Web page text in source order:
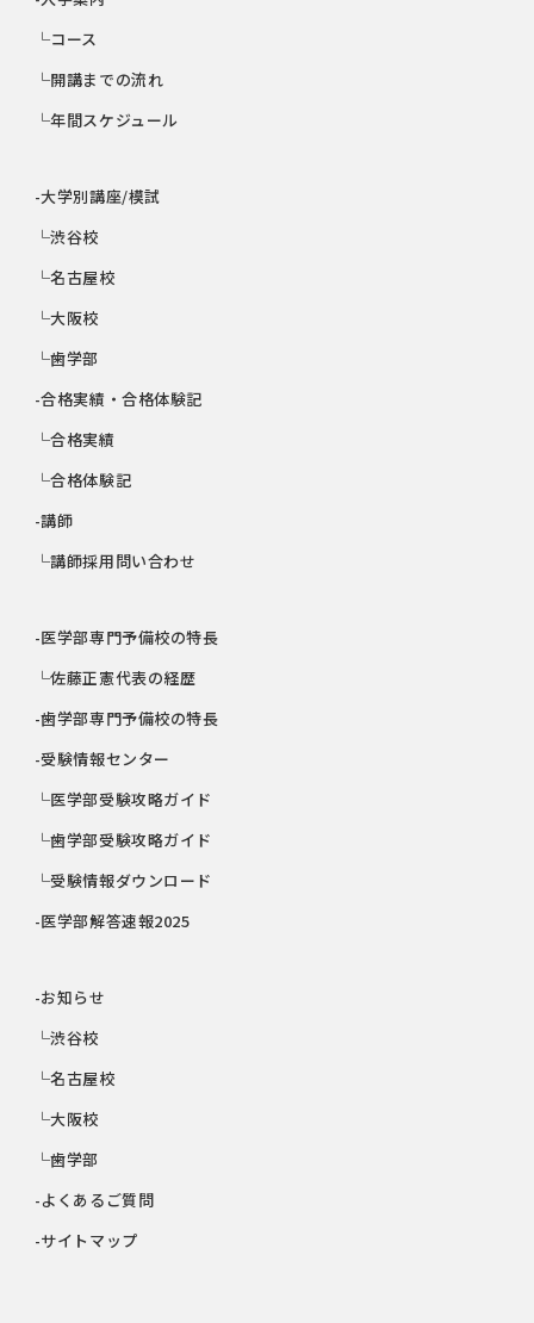
└コース
└開講までの流れ
└年間スケジュール
-大学別講座/模試
└渋谷校
└名古屋校
└大阪校
└歯学部
-合格実績・合格体験記
└合格実績
└合格体験記
-講師
└講師採用問い合わせ
-医学部専門予備校の特長
└佐藤正憲代表の経歴
-歯学部専門予備校の特長
-受験情報センター
└医学部受験攻略ガイド
└歯学部受験攻略ガイド
└受験情報ダウンロード
-医学部解答速報2025
-お知らせ
└渋谷校
└名古屋校
└大阪校
└歯学部
-よくあるご質問
-サイトマップ